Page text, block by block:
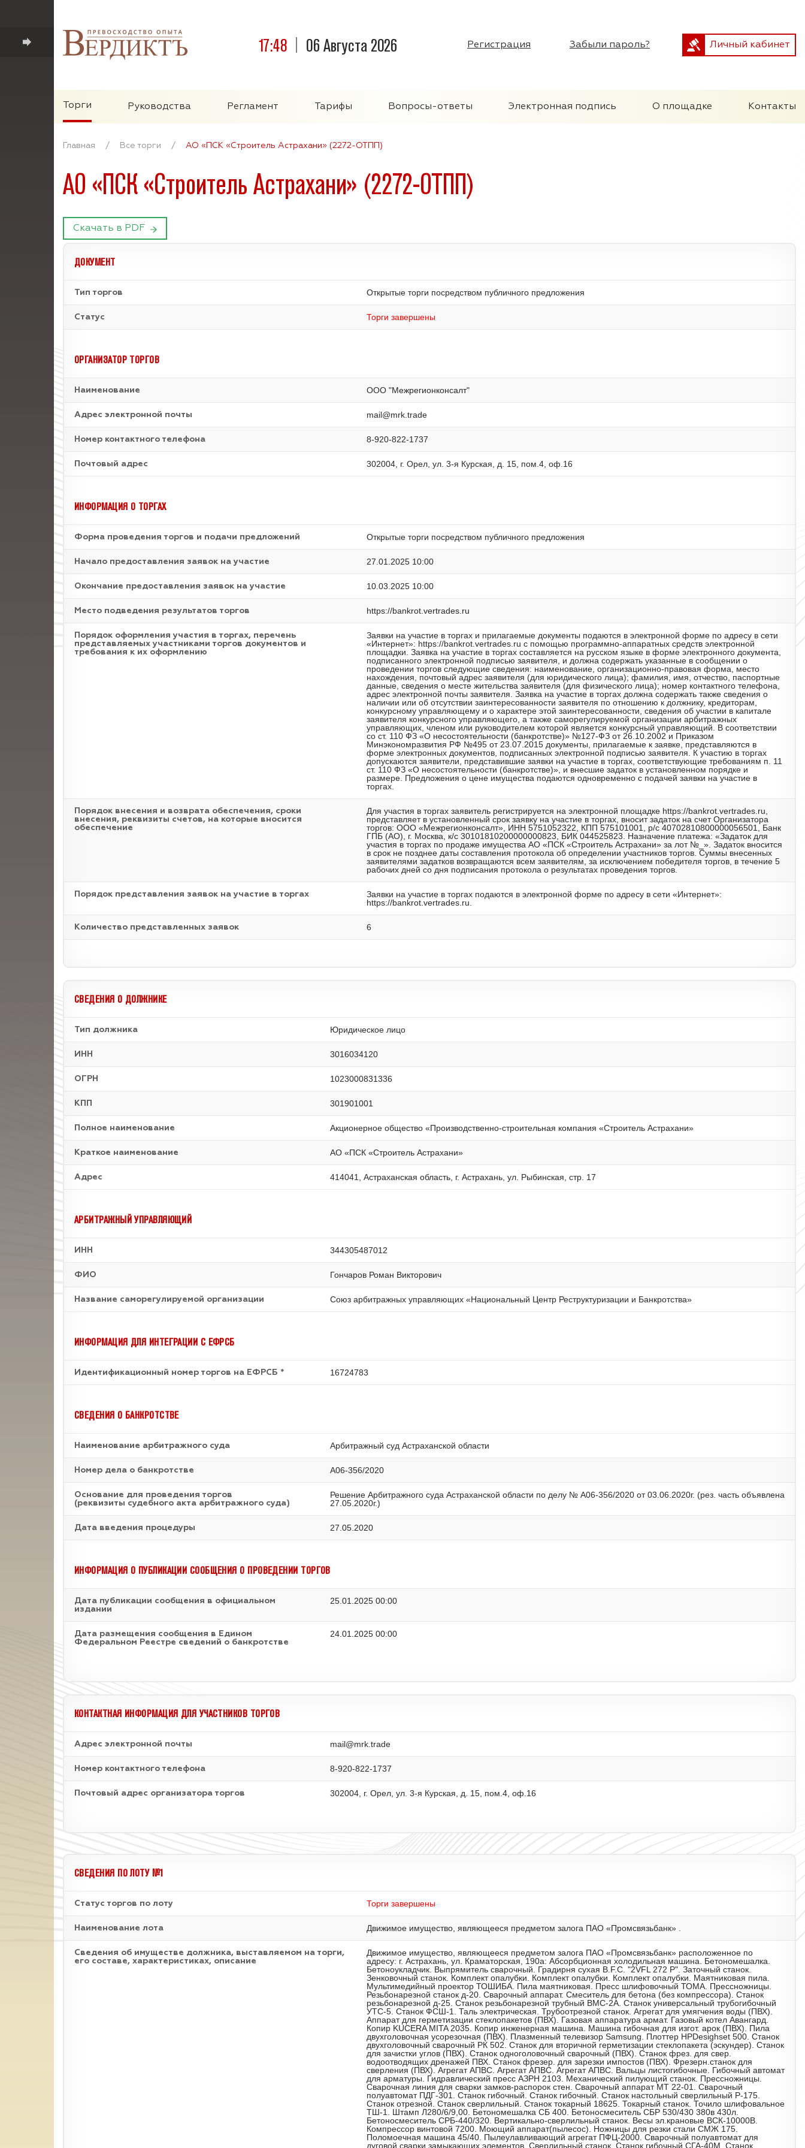
17:48 06 Августа 2026 Регистрация Забыли пароль? Личный кабинет
Торги Руководства Регламент Тарифы Вопросы-ответы Электронная подпись О площадке Контакты
Главная / Все торги / АО «ПСК «Строитель Астрахани» (2272-ОТПП)
АО «ПСК «Строитель Астрахани» (2272-ОТПП)
Скачать в PDF
ДОКУМЕНТ
Тип торгов Открытые торги посредством публичного предложения
Статус Торги завершены
ОРГАНИЗАТОР ТОРГОВ
Наименование ООО "Межрегионконсалт"
Адрес электронной почты mail@mrk.trade
Номер контактного телефона 8-920-822-1737
Почтовый адрес 302004, г. Орел, ул. 3-я Курская, д. 15, пом.4, оф.16
ИНФОРМАЦИЯ О ТОРГАХ
Форма проведения торгов и подачи предложений Открытые торги посредством публичного предложения
Начало предоставления заявок на участие 27.01.2025 10:00
Окончание предоставления заявок на участие 10.03.2025 10:00
Место подведения результатов торгов https://bankrot.vertrades.ru
Порядок оформления участия в торгах, перечень
представляемых участниками торгов документов и
требования к их оформлению
Заявки на участие в торгах и прилагаемые документы подаются в электронной форме по адресу в сети
«Интернет»: https://bankrot.vertrades.ru с помощью программно-аппаратных средств электронной
площадки. Заявка на участие в торгах составляется на русском языке в форме электронного документа,
подписанного электронной подписью заявителя, и должна содержать указанные в сообщении о
проведении торгов следующие сведения: наименование, организационно-правовая форма, место
нахождения, почтовый адрес заявителя (для юридического лица); фамилия, имя, отчество, паспортные
данные, сведения о месте жительства заявителя (для физического лица); номер контактного телефона,
адрес электронной почты заявителя. Заявка на участие в торгах должна содержать также сведения о
наличии или об отсутствии заинтересованности заявителя по отношению к должнику, кредиторам,
конкурсному управляющему и о характере этой заинтересованности, сведения об участии в капитале
заявителя конкурсного управляющего, а также саморегулируемой организации арбитражных
управляющих, членом или руководителем которой является конкурсный управляющий. В соответствии
со ст. 110 ФЗ «О несостоятельности (банкротстве)» №127-ФЗ от 26.10.2002 и Приказом
Минэкономразвития РФ №495 от 23.07.2015 документы, прилагаемые к заявке, представляются в
форме электронных документов, подписанных электронной подписью заявителя. К участию в торгах
допускаются заявители, представившие заявки на участие в торгах, соответствующие требованиям п. 11
ст. 110 ФЗ «О несостоятельности (банкротстве)», и внесшие задаток в установленном порядке и
размере. Предложения о цене имущества подаются одновременно с подачей заявки на участие в
торгах.
Порядок внесения и возврата обеспечения, сроки
внесения, реквизиты счетов, на которые вносится
обеспечение
Для участия в торгах заявитель регистрируется на электронной площадке https://bankrot.vertrades.ru,
представляет в установленный срок заявку на участие в торгах, вносит задаток на счет Организатора
торгов: ООО «Межрегионконсалт», ИНН 5751052322, КПП 575101001, р/с 40702810800000056501, Банк
ГПБ (АО), г. Москва, к/с 30101810200000000823, БИК 044525823. Назначение платежа: «Задаток для
участия в торгах по продаже имущества АО «ПСК «Строитель Астрахани» за лот №_». Задаток вносится
в срок не позднее даты составления протокола об определении участников торгов. Суммы внесенных
заявителями задатков возвращаются всем заявителям, за исключением победителя торгов, в течение 5
рабочих дней со дня подписания протокола о результатах проведения торгов.
Порядок представления заявок на участие в торгах
Заявки на участие в торгах подаются в электронной форме по адресу в сети «Интернет»:
https://bankrot.vertrades.ru.
Количество представленных заявок 6
СВЕДЕНИЯ О ДОЛЖНИКЕ
Тип должника Юридическое лицо
ИНН 3016034120
ОГРН 1023000831336
КПП 301901001
Полное наименование Акционерное общество «Производственно-строительная компания «Строитель Астрахани»
Краткое наименование АО «ПСК «Строитель Астрахани»
Адрес 414041, Астраханская область, г. Астрахань, ул. Рыбинская, стр. 17
АРБИТРАЖНЫЙ УПРАВЛЯЮЩИЙ
ИНН 344305487012
ФИО Гончаров Роман Викторович
Название саморегулируемой организации Союз арбитражных управляющих «Национальный Центр Реструктуризации и Банкротства»
ИНФОРМАЦИЯ ДЛЯ ИНТЕГРАЦИИ С ЕФРСБ
Идентификационный номер торгов на ЕФРСБ * 16724783
СВЕДЕНИЯ О БАНКРОТСТВЕ
Наименование арбитражного суда Арбитражный суд Астраханской области
Номер дела о банкротстве А06-356/2020
Основание для проведения торгов
(реквизиты судебного акта арбитражного суда)
Решение Арбитражного суда Астраханской области по делу № А06-356/2020 от 03.06.2020г. (рез. часть объявлена
27.05.2020г.)
Дата введения процедуры 27.05.2020
ИНФОРМАЦИЯ О ПУБЛИКАЦИИ СООБЩЕНИЯ О ПРОВЕДЕНИИ ТОРГОВ
Дата публикации сообщения в официальном
издании
25.01.2025 00:00
Дата размещения сообщения в Едином
Федеральном Реестре сведений о банкротстве
24.01.2025 00:00
КОНТАКТНАЯ ИНФОРМАЦИЯ ДЛЯ УЧАСТНИКОВ ТОРГОВ
Адрес электронной почты mail@mrk.trade
Номер контактного телефона 8-920-822-1737
Почтовый адрес организатора торгов 302004, г. Орел, ул. 3-я Курская, д. 15, пом.4, оф.16
СВЕДЕНИЯ ПО ЛОТУ №1
Статус торгов по лоту Торги завершены
Наименование лота Движимое имущество, являющееся предметом залога ПАО «Промсвязьбанк» .
Cведения об имуществе должника, выставляемом на торги,
его составе, характеристиках, описание
Движимое имущество, являющееся предметом залога ПАО «Промсвязьбанк» расположенное по
адресу: г. Астрахань, ул. Краматорская, 190а: Абсорбционная холодильная машина. Бетономешалка.
Бетоноукладчик. Выпрямитель сварочный. Градирня сухая B.F.C. "2VFL 272 P". Заточный станок.
Зенковочный станок. Комплект опалубки. Комплект опалубки. Комплект опалубки. Маятниковая пила.
Мультимедийный проектор ТОШИБА. Пила маятниковая. Пресс шлифовочный ТОМА. Прессножницы.
Резьбонарезной станок д-20. Сварочный аппарат. Смеситель для бетона (без компрессора). Станок
резьбонарезной д-25. Станок резьбонарезной трубный ВМС-2А. Станок универсальный трубогибочный
УТС-5. Станок ФСШ-1. Таль электрическая. Трубоотрезной станок. Агрегат для умягчения воды (ПВХ).
Аппарат для герметизации стеклопакетов (ПВХ). Газовая аппаратура армат. Газовый котел Авангард.
Копир KUCERA MITA 2035. Копир инженерная машина. Машина гибочная для изгот. арок (ПВХ). Пила
двухголовочная усорезочная (ПВХ). Плазменный телевизор Samsung. Плоттер НРDesighset 500. Станок
двухголовочный сварочный РК 502. Станок для вторичной герметизации стеклопакета (эскундер). Станок
для зачистки углов (ПВХ). Станок одноголовочный сварочный (ПВХ). Станок фрез. для свер.
водоотводящих дренажей ПВХ. Станок фрезер. для зарезки импостов (ПВХ). Фрезерн.станок для
сверления (ПВХ). Агрегат АПВС. Агрегат АПВС. Агрегат АПВС. Вальцы листогибочные. Гибочный автомат
для арматуры. Гидравлический пресс АЗРН 2103. Механический пилующий станок. Прессножницы.
Сварочная линия для сварки замков-распорок стен. Сварочный аппарат МТ 22-01. Сварочный
полуавтомат ПДГ-301. Станок гибочный. Станок гибочный. Станок настольный сверлильный Р-175.
Станок отрезной. Станок сверлильный. Станок токарный 18625. Токарный станок. Точило шлифовальное
ТШ-1. Штамп Л280/6/9,00. Бетономешалка СБ 400. Бетоносмеситель СБР 530/430 380в 430л.
Бетоносмеситель СРБ-440/320. Вертикально-сверлильный станок. Весы эл.крановые ВСК-10000В.
Компрессор винтовой 7200. Моющий аппарат(пылесос). Ножницы для резки стали СМЖ 175.
Поломоечная машина 45/40. Пылеулавливающий агрегат ПФЦ-2000. Сварочный полуавтомат для
дуговой сварки замыкающих элементов. Сверлильный станок. Станок гибочный СГА-40М. Станок